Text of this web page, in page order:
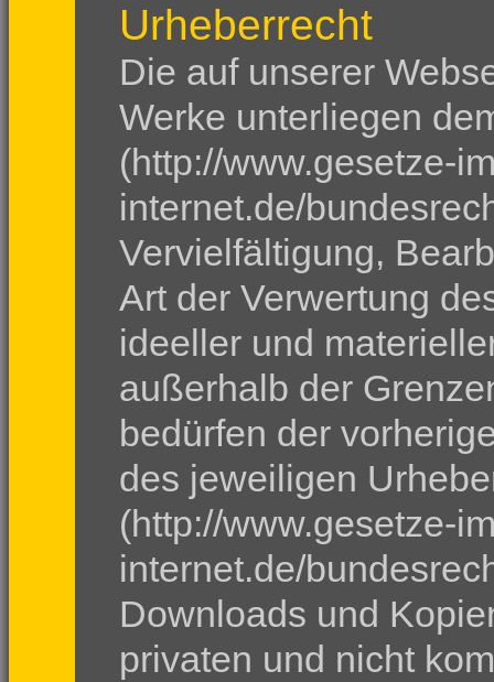
Urheberrecht
Die auf unserer
Werke unterliegen
(http://www.gesetze-
internet.de/
Vervielfältigung,
Art der Verwertung
ideeller und
außerhalb der
bedürfen der
des jeweiligen
(http://www.gesetze-
internet.de/
Downloads und
privaten und nicht